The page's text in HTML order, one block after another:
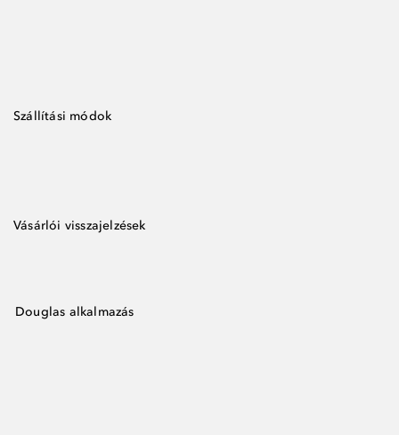
Szállítási módok
Vásárlói visszajelzések
Douglas alkalmazás